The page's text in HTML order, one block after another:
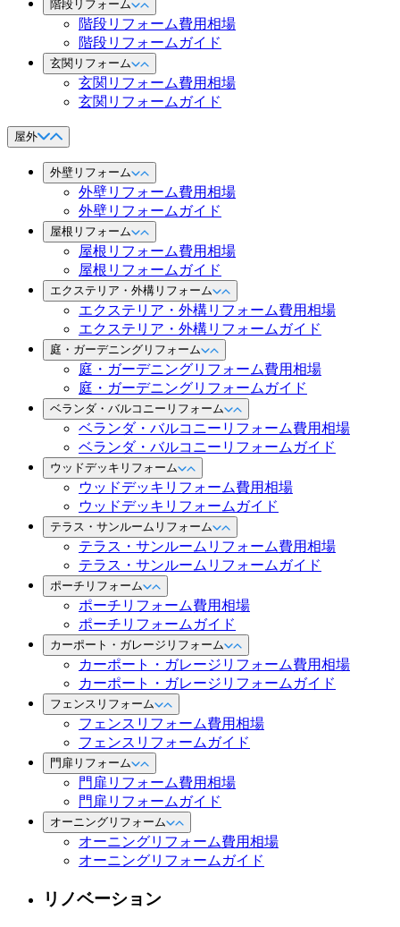
階段リフォーム
階段リフォーム費用相場
階段リフォームガイド
玄関リフォーム
玄関リフォーム費用相場
玄関リフォームガイド
屋外
外壁リフォーム
外壁リフォーム費用相場
外壁リフォームガイド
屋根リフォーム
屋根リフォーム費用相場
屋根リフォームガイド
エクステリア・外構リフォーム
エクステリア・外構リフォーム費用相場
エクステリア・外構リフォームガイド
庭・ガーデニングリフォーム
庭・ガーデニングリフォーム費用相場
庭・ガーデニングリフォームガイド
ベランダ・バルコニーリフォーム
ベランダ・バルコニーリフォーム費用相場
ベランダ・バルコニーリフォームガイド
ウッドデッキリフォーム
ウッドデッキリフォーム費用相場
ウッドデッキリフォームガイド
テラス・サンルームリフォーム
テラス・サンルームリフォーム費用相場
テラス・サンルームリフォームガイド
ポーチリフォーム
ポーチリフォーム費用相場
ポーチリフォームガイド
カーポート・ガレージリフォーム
カーポート・ガレージリフォーム費用相場
カーポート・ガレージリフォームガイド
フェンスリフォーム
フェンスリフォーム費用相場
フェンスリフォームガイド
門扉リフォーム
門扉リフォーム費用相場
門扉リフォームガイド
オーニングリフォーム
オーニングリフォーム費用相場
オーニングリフォームガイド
リノベーション